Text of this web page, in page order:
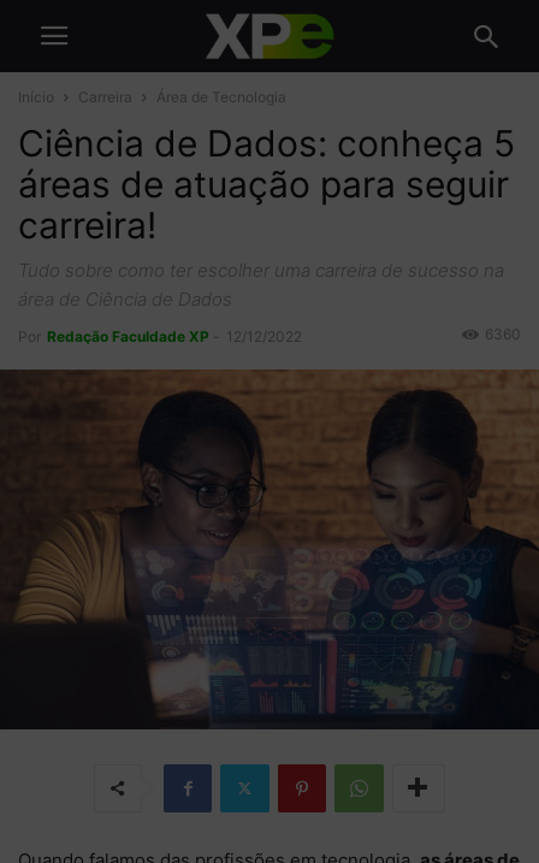
Início Carreira Área de Tecnologia
Ciência de Dados: conheça 5
áreas de atuação para seguir
carreira!
Tudo sobre como ter escolher uma carreira de sucesso na
área de Ciência de Dados
Por Redação Faculdade XP 12/12/2022 6360